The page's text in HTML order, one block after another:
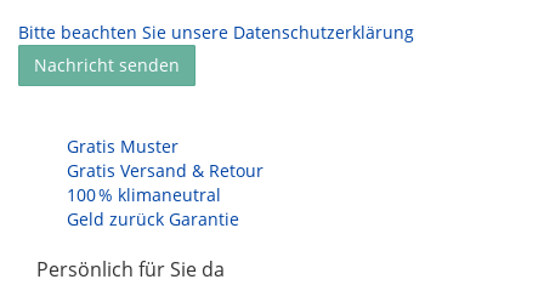
Bitte beachten Sie unsere Datenschutzerklärung
Nachricht senden
Gratis Muster
Gratis Versand & Retour
100 % klimaneutral
Geld zurück Garantie
Persönlich für Sie da